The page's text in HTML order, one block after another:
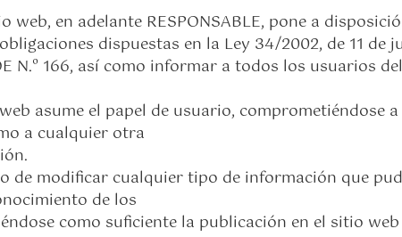
web, en adelante RESPONSABLE, pone a
dispuestas en la Ley 34/2002, de 11 de
N.º 166, así como informar a todos los usuarios
asume el papel de usuario,
a cualquier otra
de modificar cualquier tipo de información que
de los
como suficiente la publicación en el sitio web